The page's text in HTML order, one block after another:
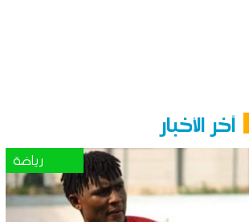
آخر الأخبار
رياضة